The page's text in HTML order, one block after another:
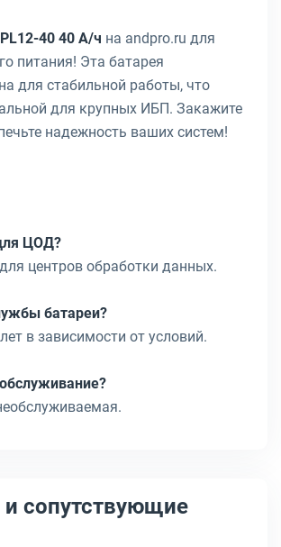
40 40 А/ч на andpro.ru для
питания! Эта батарея
для стабильной работы, что
для крупных ИБП. Закажите
надежность ваших систем!
ЦОД?
центров обработки данных.
батареи?
в зависимости от условий.
сопутствующие